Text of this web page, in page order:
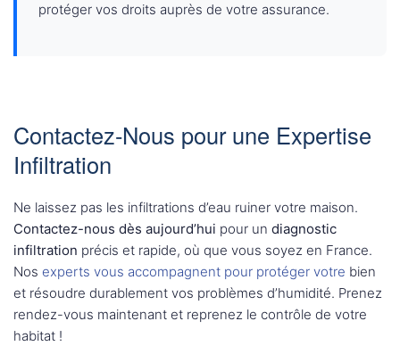
protéger vos droits auprès de votre assurance.
Contactez-Nous pour une Expertise
Infiltration
Ne laissez pas les infiltrations d’eau ruiner votre maison.
Contactez-nous dès aujourd’hui pour un diagnostic
infiltration précis et rapide, où que vous soyez en France.
Nos experts vous accompagnent pour protéger votre bien
et résoudre durablement vos problèmes d’humidité. Prenez
rendez-vous maintenant et reprenez le contrôle de votre
habitat !